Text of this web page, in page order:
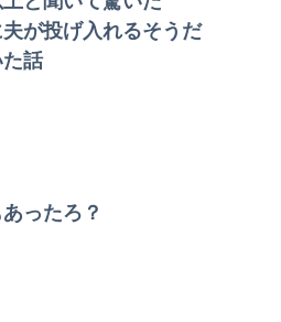
RSSが投げ入れるそうだ
話
ったろ？